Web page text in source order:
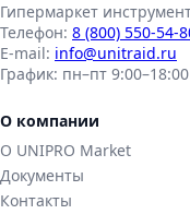
Гипермаркет
Телефон: 8 (800) 550-54-
E-mail: info@unitraid.ru
График: пн–пт
О компании
О UNIPRO Market
Документы
Контакты